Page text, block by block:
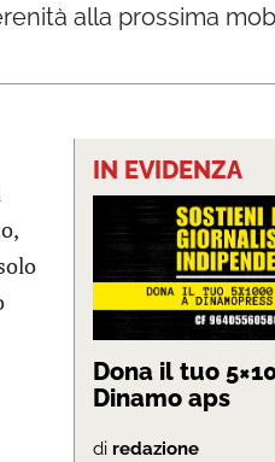
alla prossima
IN EVIDENZA
Dona il tuo
Dinamo aps
di redazione